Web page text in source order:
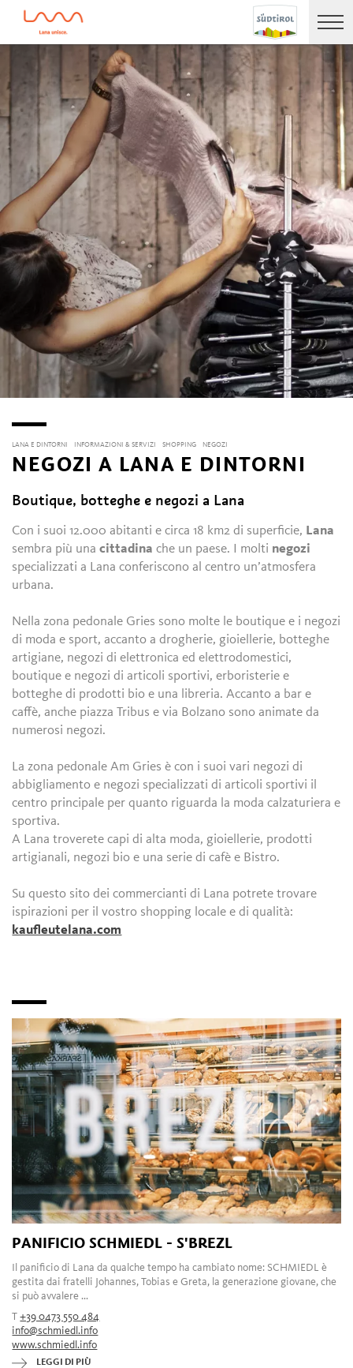
LANA E DINTORNI INFORMAZIONI & SERVIZI SHOPPING NEGOZI
NEGOZI A LANA E DINTORNI
Boutique, botteghe e negozi a Lana
Con i suoi 12.000 abitanti e circa 18 km2 di superficie, Lana
sembra più unacittadina che un paese. I molti negozi
specializzati a Lana conferiscono al centro un’atmosfera
urbana.
Nella zona pedonale Gries sono molte le boutique e i negozi
di moda e sport, accanto a drogherie, gioiellerie, botteghe
artigiane, negozi di elettronica ed elettrodomestici,
boutique e negozi di articoli sportivi, erboristerie e
botteghe di prodotti bio e una libreria. Accanto a bar e
caffè, anche piazza Tribus e via Bolzano sono animate da
numerosi negozi.
La zona pedonale Am Gries è con i suoi vari negozi di
abbigliamento e negozi specializzati di articoli sportivi il
centro principale per quanto riguarda la moda calzaturiera e
sportiva.
A Lana troverete capi di alta moda, gioiellerie, prodotti
artigianali, negozi bio e una serie di cafè e Bistro.
Su questo sito dei commercianti di Lana potrete trovare
ispirazioni per il vostro shopping locale e di qualità:
kaufleutelana.com
PANIFICIO SCHMIEDL - S'BREZL
Il panificio di Lana da qualche tempo ha cambiato nome: SCHMIEDL è
gestita dai fratelli Johannes, Tobias e Greta, la generazione giovane, che
si può avvalere ...
T+39 0473 550 484
info@schmiedl.info
www.schmiedl.info
LEGGI DI PIÙ